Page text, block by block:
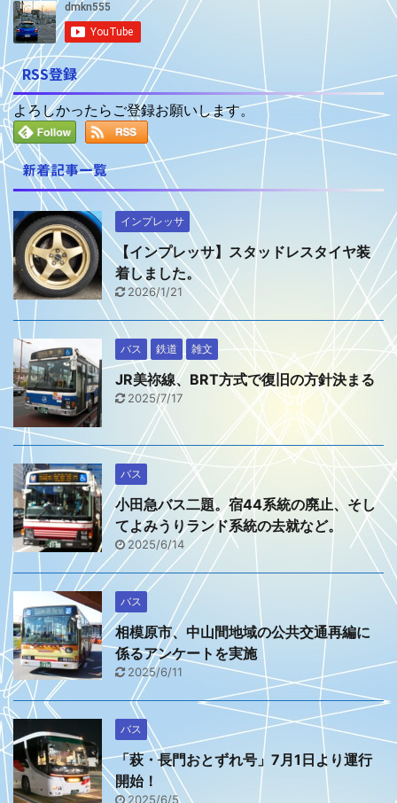
RSS登録
よろしかったらご登録お願いします。
新着記事一覧
インプレッサ
【インプレッサ】スタッドレスタイヤ装
着しました。
2026/1/21
バス 鉄道 雑文
JR美祢線、BRT方式で復旧の方針決まる
2025/7/17
バス
小田急バス二題。宿44系統の廃止、そし
てよみうりランド系統の去就など。
2025/6/14
バス
相模原市、中山間地域の公共交通再編に
係るアンケートを実施
2025/6/11
バス
「萩・長門おとずれ号」7月1日より運行
開始！
2025/6/5